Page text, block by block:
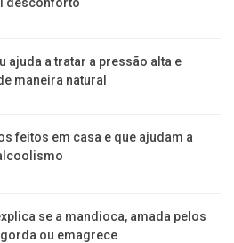
desconforto
ajuda a tratar a pressão alta e
maneira natural
feitos em casa e que ajudam a
se a mandioca, amada pelos
ou emagrece